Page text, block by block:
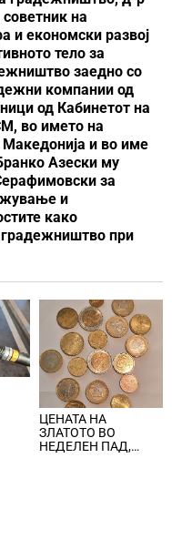
на
и економски развој
тело за
заедно со
компании од
од Кабинетот на
во името на
и во име
Азески му
за
и
како
при
ЦЕНАТА НА
ЗЛАТОТО ВО
НЕДЕЛЕН ПАД,